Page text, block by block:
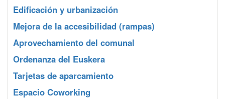
Edificación y urbanización
Mejora de la accesibilidad (rampas)
Aprovechamiento del comunal
Ordenanza del Euskera
Tarjetas de aparcamiento
Espacio Coworking